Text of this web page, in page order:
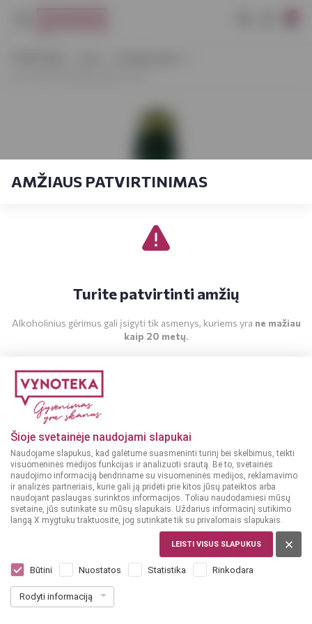
Šioje svetainėje naudojami slapukai
Naudojame slapukus, kad galėtume suasmeninti turinį bei skelbimus, teikti
visuomeninės medijos funkcijas ir analizuoti srautą. Be to, svetainės
naudojimo informaciją bendriname su visuomeninės medijos, reklamavimo
ir analizės partneriais, kurie gali ją pridėti prie kitos jūsų pateiktos arba
naudojant paslaugas surinktos informacijos. Toliau naudodamiesi mūsų
svetaine, jūs sutinkate su mūsų slapukais. Uždarius informacinį sutikimo
langą X mygtuku traktuosite, jog sutinkate tik su privalomais slapukais.
LEISTI VISUS SLAPUKUS
Būtini Nuostatos Statistika Rinkodara
Rodyti informaciją
AMŽIAUS PATVIRTINIMAS
Turite patvirtinti amžių
Alkoholinius gėrimus gali įsigyti tik asmenys, kuriems yra ne mažiau
kaip 20 metų.
La Colvert Kriaušių sidras 0,75 l
Dar nėra balsų, galite įvertinti
99